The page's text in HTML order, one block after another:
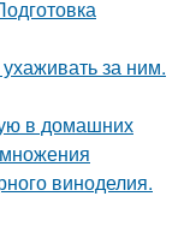
за ним.
в домашних
виноделия.